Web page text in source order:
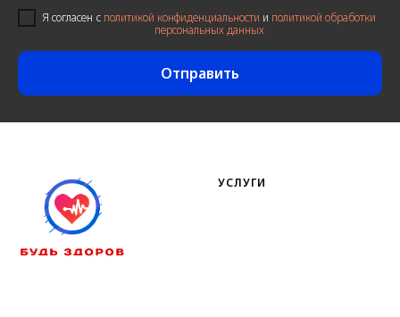
Я согласен c политикой конфиденциальности и политикой обработки
персональных данных
Отправить
УСЛУГИ